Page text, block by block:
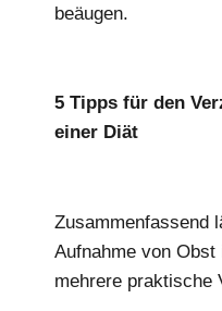
beäugen.
5 Tipps für den
einer Diät
Zusammenfassend
Aufnahme von
mehrere praktische